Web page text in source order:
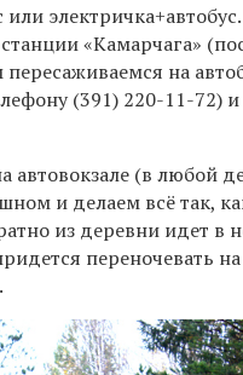
«Камарчага»
пересаживаемся на
(391) 220-11-72)
(в любой
и делаем всё так,
из деревни идет в
переночевать на